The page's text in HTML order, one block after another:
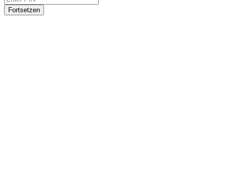
Fortsetzen